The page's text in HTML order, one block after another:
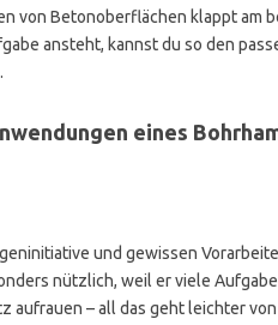
von Betonoberflächen klappt am
ansteht, kannst du so den
eines
und gewissen
nützlich, weil er viele
– all das geht leichter von